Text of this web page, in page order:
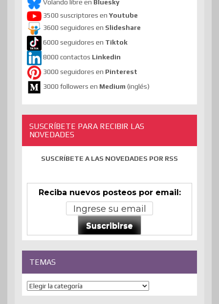
Volando libre en Bluesky
3500 suscriptores en Youtube
3600 seguidores en Slideshare
6000 seguidores en Tiktok
8000 contactos Linkedin
3000 seguidores en Pinterest
3000 followers en Medium (inglés)
SUSCRÍBETE PARA RECIBIR LAS
NOVEDADES
SUSCRÍBETE A LAS NOVEDADES POR RSS
Reciba nuevos posteos por email:
Suscribirse
TEMAS
Temas